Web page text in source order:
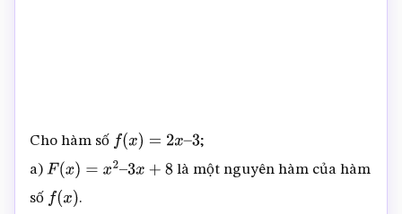
Cho hàm số f( x)= 2x –3
;
a) F (x)= x2 –3 +8
là một nguyên hàm của hàm
số f( x)
.